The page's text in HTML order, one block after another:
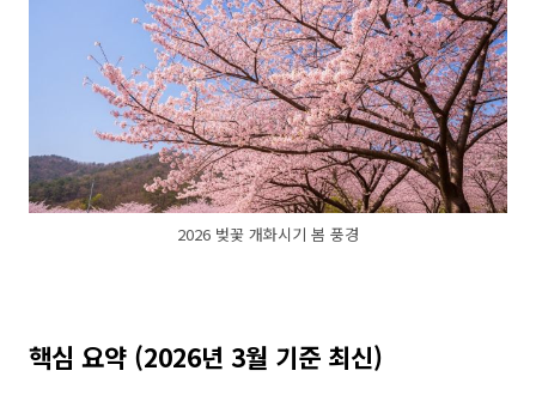
2026 벚꽃 개화시기 봄 풍경
핵심 요약 (2026년 3월 기준 최신)